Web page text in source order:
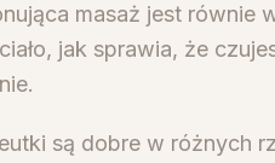
masaż jest równie
jak sprawia, że
są dobre w różnych